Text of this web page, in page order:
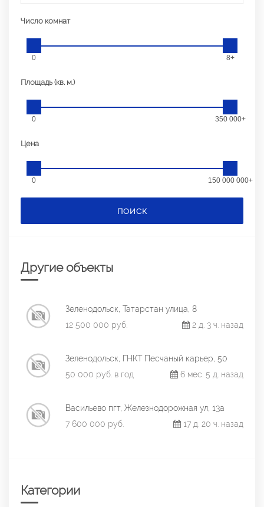
Число комнат
0 8+
Площадь (кв. м.)
0 350 000+
Цена
0 150 000 000+
ПОИСК
Другие объекты
Зеленодольск, Татарстан улица, 8
12 500 000 руб.
2 д. 3 ч. назад
Зеленодольск, ГНКТ Песчаный карьер, 50
50 000 руб. в год
6 мес. 5 д. назад
Васильево пгт, Железнодорожная ул, 13а
7 600 000 руб.
17 д. 20 ч. назад
Категории